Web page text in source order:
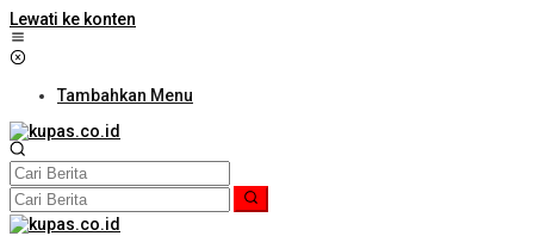
Lewati ke konten
Tambahkan Menu